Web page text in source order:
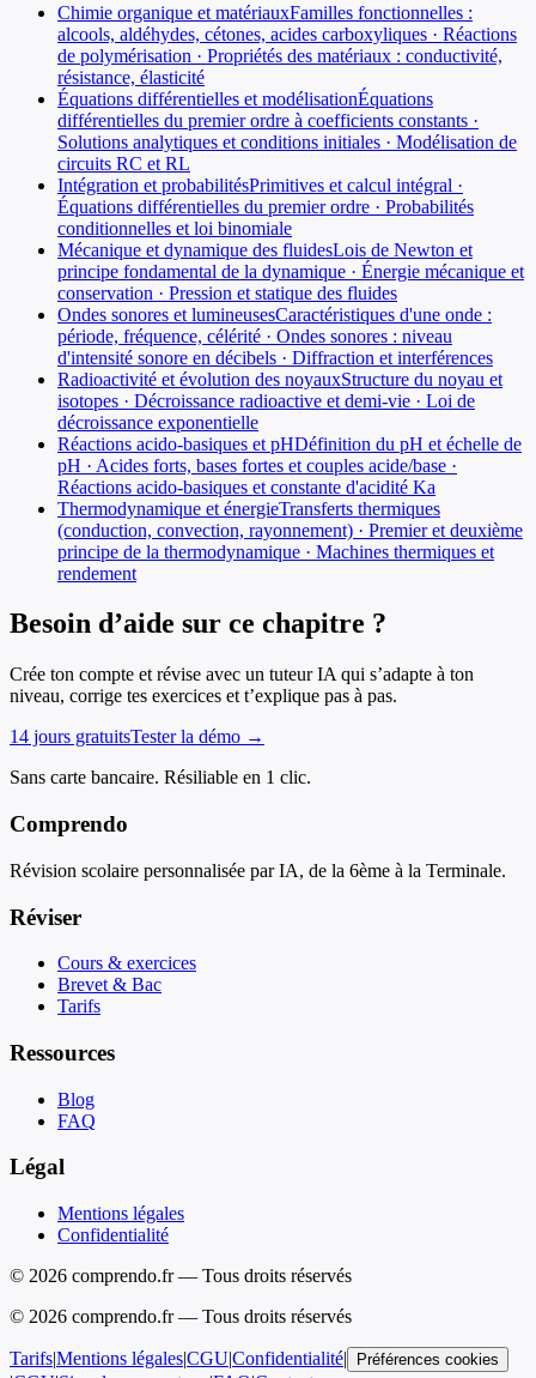
Chimie organique et matériauxFamilles fonctionnelles :
alcools, aldéhydes, cétones, acides carboxyliques · Réactions
de polymérisation · Propriétés des matériaux : conductivité,
résistance, élasticité
Équations différentielles et modélisationÉquations
différentielles du premier ordre à coefficients constants ·
Solutions analytiques et conditions initiales · Modélisation de
circuits RC et RL
Intégration et probabilitésPrimitives et calcul intégral ·
Équations différentielles du premier ordre · Probabilités
conditionnelles et loi binomiale
Mécanique et dynamique des fluidesLois de Newton et
principe fondamental de la dynamique · Énergie mécanique et
conservation · Pression et statique des fluides
Ondes sonores et lumineusesCaractéristiques d'une onde :
période, fréquence, célérité · Ondes sonores : niveau
d'intensité sonore en décibels · Diffraction et interférences
Radioactivité et évolution des noyauxStructure du noyau et
isotopes · Décroissance radioactive et demi-vie · Loi de
décroissance exponentielle
Réactions acido-basiques et pHDéfinition du pH et échelle de
pH · Acides forts, bases fortes et couples acide/base ·
Réactions acido-basiques et constante d'acidité Ka
Thermodynamique et énergieTransferts thermiques
(conduction, convection, rayonnement) · Premier et deuxième
principe de la thermodynamique · Machines thermiques et
rendement
Besoin d’aide sur ce chapitre ?
Crée ton compte et révise avec un tuteur IA qui s’adapte à ton
niveau, corrige tes exercices et t’explique pas à pas.
14 jours gratuitsTester la démo →
Sans carte bancaire. Résiliable en 1 clic.
Comprendo
Révision scolaire personnalisée par IA, de la 6ème à la Terminale.
Réviser
Cours & exercices
Brevet & Bac
Tarifs
Ressources
Blog
FAQ
Légal
Mentions légales
Confidentialité
© 2026 comprendo.fr — Tous droits réservés
© 2026 comprendo.fr — Tous droits réservés
Tarifs|Mentions légales|CGU|Confidentialité| Préférences cookies